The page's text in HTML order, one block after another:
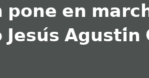
𝗽𝗼𝗻𝗲 𝗲𝗻
𝗔𝗴𝘂𝘀𝘁𝗶́𝗻